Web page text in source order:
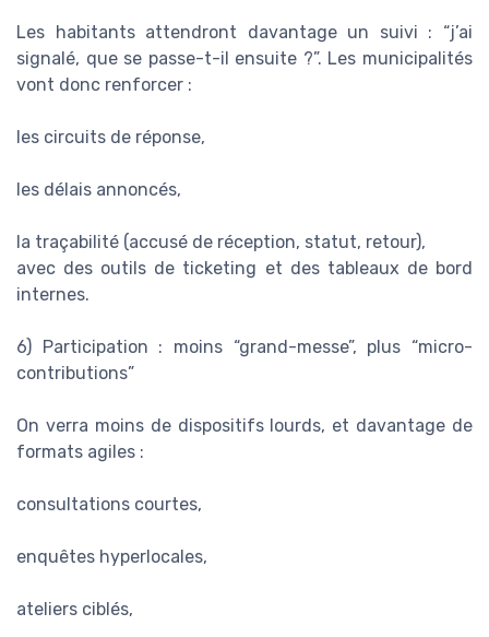
Les habitants attendront davantage un suivi : “j’ai
signalé, que se passe-t-il ensuite ?”. Les municipalités
vont donc renforcer :
les circuits de réponse,
les délais annoncés,
la traçabilité (accusé de réception, statut, retour),
avec des outils de ticketing et des tableaux de bord
internes.
6) Participation : moins “grand-messe”, plus “micro-
contributions”
On verra moins de dispositifs lourds, et davantage de
formats agiles :
consultations courtes,
enquêtes hyperlocales,
ateliers ciblés,